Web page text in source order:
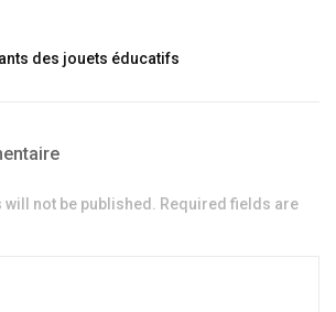
des jouets éducatifs
not be published. Required fields are